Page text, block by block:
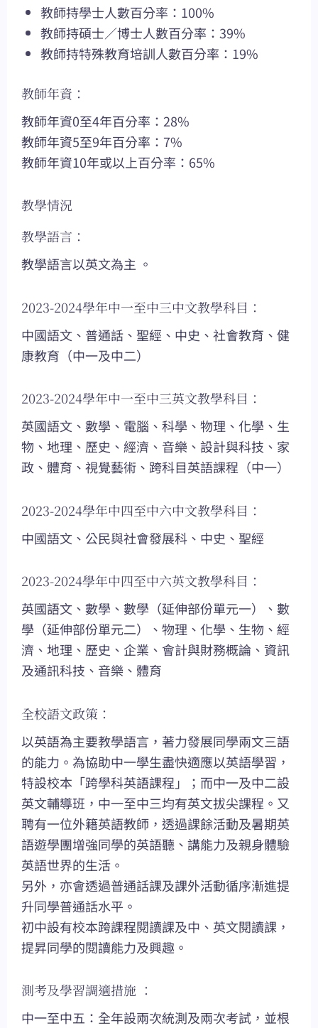
教師持學士人數百分率：100%
教師持碩士／博士人數百分率：39%
教師持特殊教育培訓人數百分率：19%
教師年資：
教師年資0至4年百分率：28%
教師年資5至9年百分率：7%
教師年資10年或以上百分率：65%
教學情況
教學語言：
教學語言以英文為主 。
2023-2024學年中一至中三中文教學科目：
中國語文、普通話、聖經、中史、社會教育、健
康教育（中一及中二）
2023-2024學年中一至中三英文教學科目：
英國語文、數學、電腦、科學、物理、化學、生
物、地理、歷史、經濟、音樂、設計與科技、家
政、體育、視覺藝術、跨科目英語課程（中一）
2023-2024學年中四至中六中文教學科目：
中國語文、公民與社會發展科、中史、聖經
2023-2024學年中四至中六英文教學科目：
英國語文、數學、數學（延伸部份單元一）、數
學（延伸部份單元二）、物理、化學、生物、經
濟、地理、歷史、企業、會計與財務概論、資訊
及通訊科技、音樂、體育
全校語文政策：
以英語為主要教學語言，著力發展同學兩文三語
的能力。為協助中一學生盡快適應以英語學習，
特設校本「跨學科英語課程」；而中一及中二設
英文輔導班，中一至中三均有英文拔尖課程。又
聘有一位外籍英語教師，透過課餘活動及暑期英
語遊學團增強同學的英語聽、講能力及親身體驗
英語世界的生活。
另外，亦會透過普通話課及課外活動循序漸進提
升同學普通話水平。
初中設有校本跨課程閱讀課及中、英文閱讀課，
提昇同學的閱讀能力及興趣。
測考及學習調適措施 ：
中一至中五：全年設兩次統測及兩次考試，並根